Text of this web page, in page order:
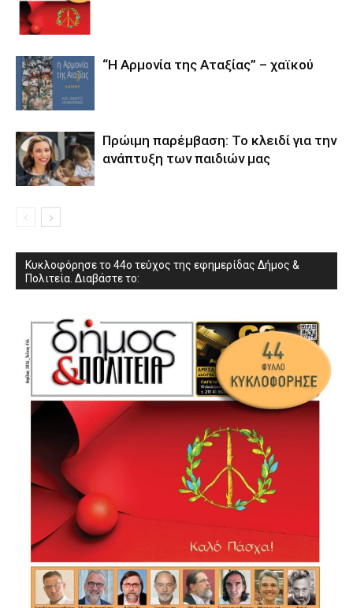
“Η Αρμονία της Αταξίας” – χαϊκού
Πρώιμη παρέμβαση: Το κλειδί για την
ανάπτυξη των παιδιών µας
Κυκλοφόρησε το 44ο τεύχος της εφημερίδας Δήμος &
Πολιτεία. Διαβάστε το: